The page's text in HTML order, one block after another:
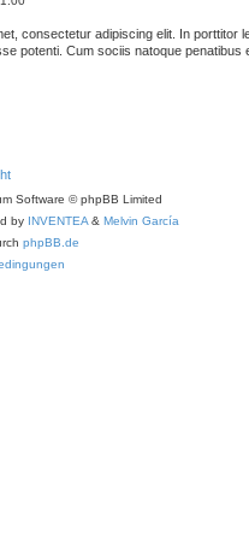
consectetur adipiscing elit. In
potenti. Cum sociis natoque
Software © phpBB Limited
by INVENTEA & Melvin García
phpBB.de